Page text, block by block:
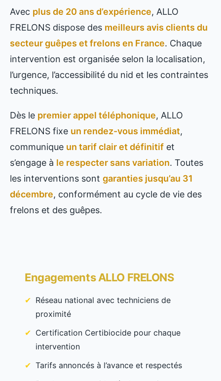
Avec plus de 20 ans d’expérience, ALLO
FRELONS dispose des meilleurs avis clients du
secteur guêpes et frelons en France. Chaque
intervention est organisée selon la localisation,
l’urgence, l’accessibilité du nid et les contraintes
techniques.
Dès le premier appel téléphonique, ALLO
FRELONS fixe un rendez-vous immédiat,
communique un tarif clair et définitif et
s’engage à le respecter sans variation. Toutes
les interventions sont garanties jusqu’au 31
décembre, conformément au cycle de vie des
frelons et des guêpes.
Engagements ALLO FRELONS
Réseau national avec techniciens de
proximité
Certification Certibiocide pour chaque
intervention
Tarifs annoncés à l’avance et respectés